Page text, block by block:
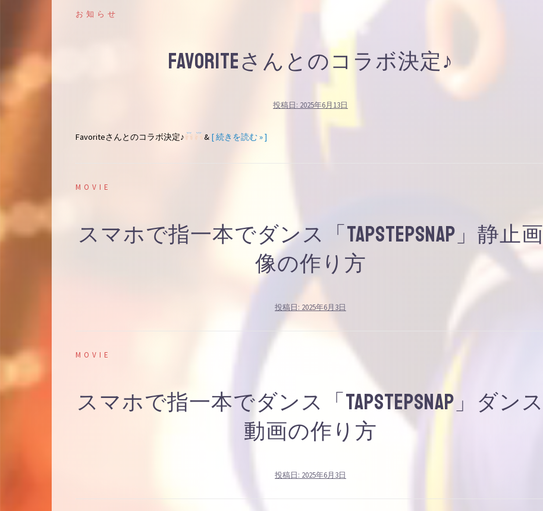
お知らせ
Favoriteさんとのコラボ決定♪
投稿日: 2025年6月13日
Favoriteさんとのコラボ決定♪ & [ 続きを読む » ]
MOVIE
スマホで指一本でダンス「TapStepSnap」静止画
像の作り方
投稿日: 2025年6月3日
MOVIE
スマホで指一本でダンス「TapStepSnap」ダンス
動画の作り方
投稿日: 2025年6月3日